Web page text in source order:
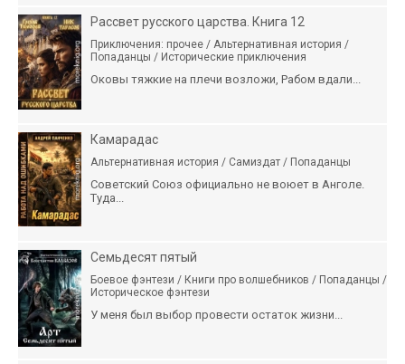
Рассвет русского царства. Книга 12
Приключения: прочее / Альтернативная история /
Попаданцы / Исторические приключения
Оковы тяжкие на плечи возложи, Рабом вдали...
Камарадас
Альтернативная история / Самиздат / Попаданцы
Советский Союз официально не воюет в Анголе.
Туда...
Семьдесят пятый
Боевое фэнтези / Книги про волшебников / Попаданцы /
Историческое фэнтези
У меня был выбор провести остаток жизни...